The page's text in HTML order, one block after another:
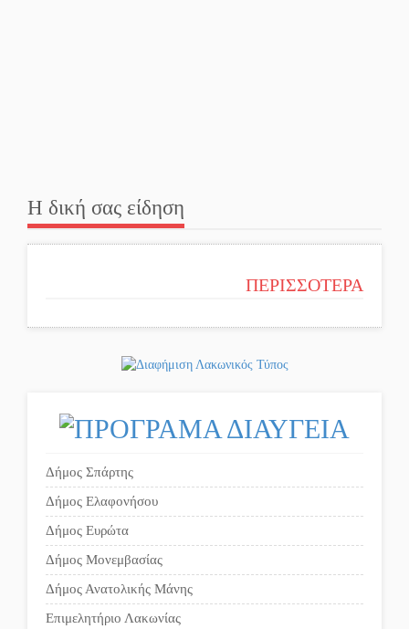
Η δική σας είδηση
ΠΕΡΙΣΣΟΤΕΡΑ
Δήμος Σπάρτης
Δήμος Ελαφονήσου
Δήμος Ευρώτα
Δήμος Μονεμβασίας
Δήμος Ανατολικής Μάνης
Επιμελητήριο Λακωνίας